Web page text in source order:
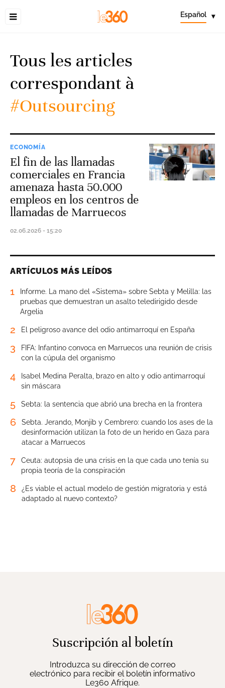
Español ▾
Tous les articles
correspondant à
#Outsourcing
ECONOMÍA
El fin de las llamadas
comerciales en Francia
amenaza hasta 50.000
empleos en los centros de
llamadas de Marruecos
02.06.2026 - 15:20
ARTÍCULOS MÁS LEÍDOS
1
Informe. La mano del «Sistema» sobre Sebta y Melilla: las
pruebas que demuestran un asalto teledirigido desde
Argelia
2 El peligroso avance del odio antimarroquí en España
3
FIFA: Infantino convoca en Marruecos una reunión de crisis
con la cúpula del organismo
4
Isabel Medina Peralta, brazo en alto y odio antimarroquí
sin máscara
5 Sebta: la sentencia que abrió una brecha en la frontera
6
Sebta. Jerando, Monjib y Cembrero: cuando los ases de la
desinformación utilizan la foto de un herido en Gaza para
atacar a Marruecos
7
Ceuta: autopsia de una crisis en la que cada uno tenía su
propia teoría de la conspiración
8
¿Es viable el actual modelo de gestión migratoria y está
adaptado al nuevo contexto?
Suscripción al boletín
Introduzca su dirección de correo
electrónico para recibir el boletín informativo
Le360 Afrique.